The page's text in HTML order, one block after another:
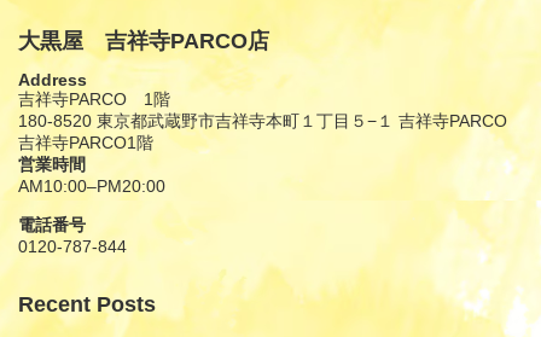
大黒屋 吉祥寺PARCO店
Address
吉祥寺PARCO 1階
180-8520 東京都武蔵野市吉祥寺本町１丁目５−１ 吉祥寺PARCO
吉祥寺PARCO1階
営業時間
AM10:00–PM20:00
電話番号
0120-787-844
Recent Posts